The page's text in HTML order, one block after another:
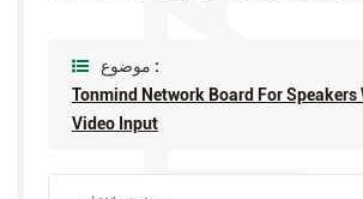
موضوع :
Tonmind Network Board For Speakers
Video Input